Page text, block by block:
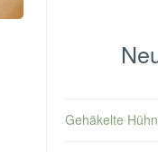
Gehäkelte